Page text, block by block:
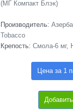
(МГ Компакт Блэк)
Производитель:
Tobacco
Крепость: Смола-6 мг,
Цена за 1